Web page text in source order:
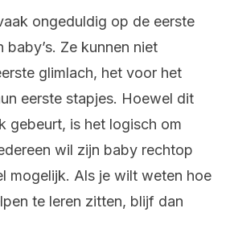
ongeduldig op de eerste
baby’s. Ze kunnen niet
glimlach, het voor het
eerste stapjes. Hoewel dit
gebeurt, is het logisch om
wil zijn baby rechtop
mogelijk. Als je wilt weten hoe
te leren zitten, blijf dan